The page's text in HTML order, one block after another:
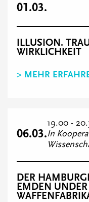
01.03.
ILLUSION.
WIRKLICHKEIT
> MEHR
06.03.
19.00 -
In
DER
EMDEN